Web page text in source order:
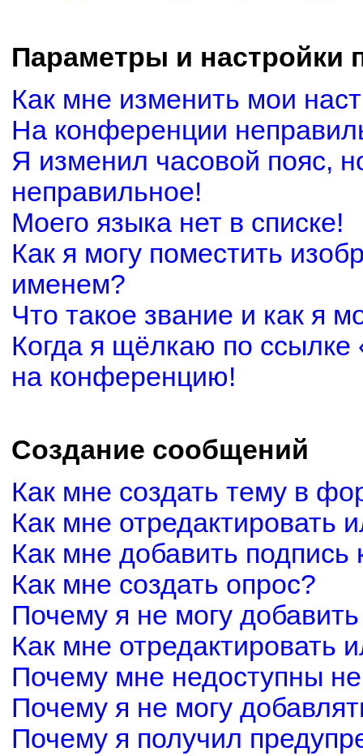
Параметры и настройки
Как мне изменить мои
На конференции
Я изменил часовой пояс,
неправильное!
Моего языка нет в списке!
Как я могу поместить
именем?
Что такое звание и как я
Когда я щёлкаю по ссылке
на конференцию!
Создание сообщений
Как мне создать тему в
Как мне отредактировать
Как мне добавить
Как мне создать опрос?
Почему я не могу
Как мне отредактировать
Почему мне недоступны
Почему я не могу
Почему я получил